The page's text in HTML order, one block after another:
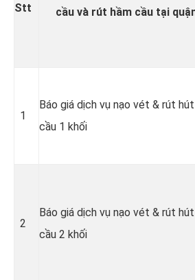
Stt
cầu và rút hầm cầu tại
1
Báo giá dịch vụ nạo vét & rút
cầu 1 khối
2
Báo giá dịch vụ nạo vét & rút
cầu 2 khối